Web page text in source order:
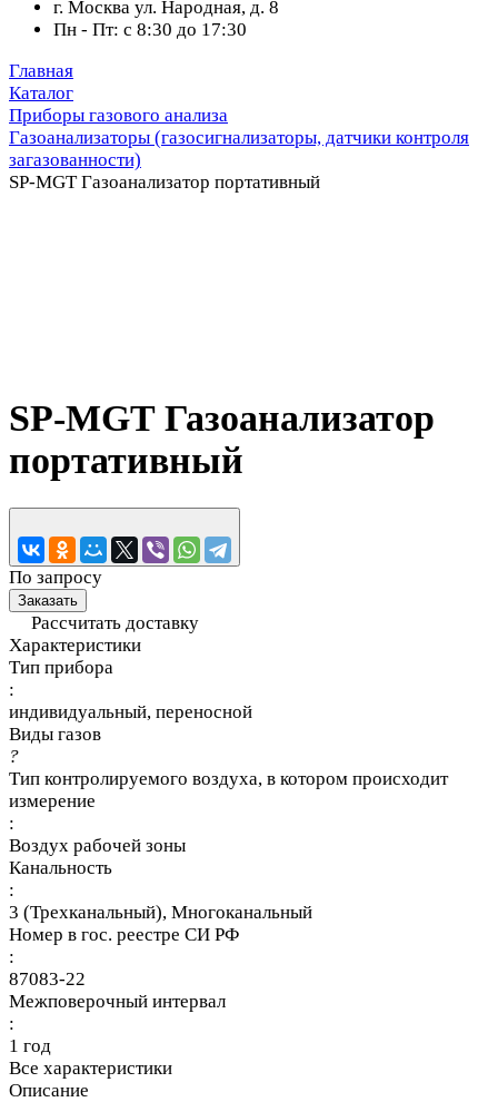
г. Москва ул. Народная, д. 8
Пн - Пт: с 8:30 до 17:30
Главная
Каталог
Приборы газового анализа
Газоанализаторы (газосигнализаторы, датчики контроля
загазованности)
SP-MGT Газоанализатор портативный
SP-MGT Газоанализатор
портативный
По запросу
Заказать
Рассчитать доставку
Характеристики
Тип прибора
:
индивидуальный, переносной
Виды газов
?
Тип контролируемого воздуха, в котором происходит
измерение
:
Воздух рабочей зоны
Канальность
:
3 (Трехканальный), Многоканальный
Номер в гос. реестре СИ РФ
:
87083-22
Межповерочный интервал
:
1 год
Все характеристики
Описание